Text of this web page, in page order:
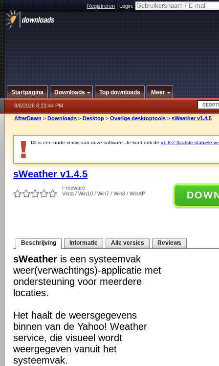
Registreren|Login:
Startpagina Downloads Top downloads Meer
8/6/2026 6:23:44 PM
AfterDawn > Downloads > Desktop > Overige desktoptools > sWeather v1.4.5
Dit is een oude versie van deze software. Je kunt ook de v1.8.2 (laatste stabiele
sWeather v1.4.5
Freeware
Vista / Win10 / Win7 / Win8 / WinXP
Beschrijving Informatie Alle versies Reviews
sWeather is een systeemvak
weer(verwachtings)-applicatie met
ondersteuning voor meerdere
locaties.
Het haalt de weersgegevens
binnen van de Yahoo! Weather
service, die visueel wordt
weergegeven vanuit het
systeemvak.